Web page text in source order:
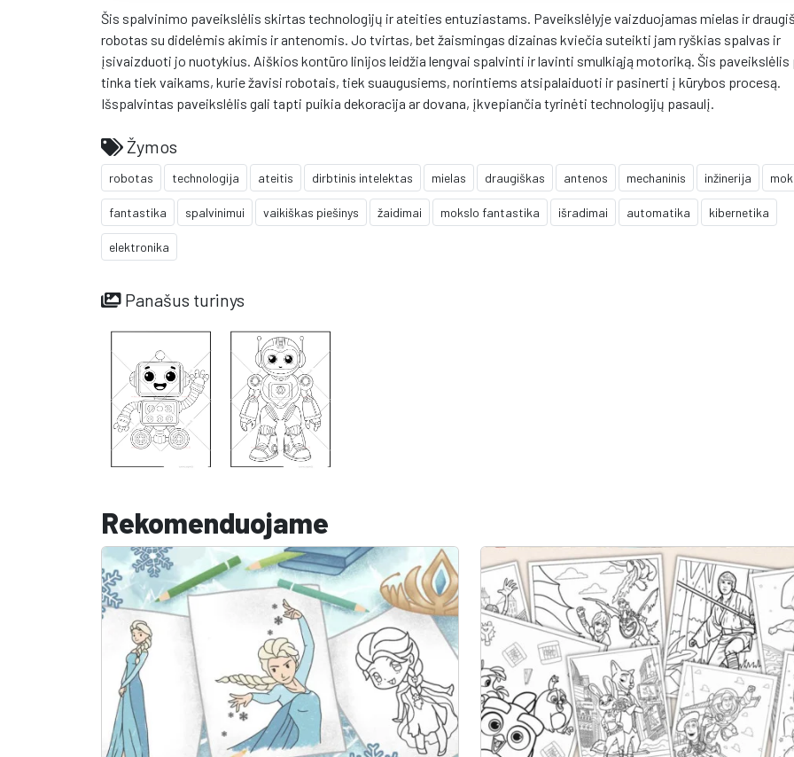
Šis spalvinimo paveikslėlis skirtas technologijų ir ateities entuziastams. Paveikslėlyje vaizduojamas mielas ir
robotas su didelėmis akimis ir antenomis. Jo tvirtas, bet žaismingas dizainas kviečia suteikti jam ryškias spalvas ir
įsivaizduoti jo nuotykius. Aiškios kontūro linijos leidžia lengvai spalvinti ir lavinti smulkiąją motoriką. Šis paveikslėlis
tinka tiek vaikams, kurie žavisi robotais, tiek suaugusiems, norintiems atsipalaiduoti ir pasinerti į kūrybos procesą.
Išspalvintas paveikslėlis gali tapti puikia dekoracija ar dovana, įkvepiančia tyrinėti technologijų pasaulį.
Žymos
robotas technologija ateitis dirbtinis intelektas mielas draugiškas antenos mechaninis inžinerija
fantastika spalvinimui vaikiškas piešinys žaidimai mokslo fantastika išradimai automatika kibernetika
elektronika
Panašus turinys
Rekomenduojame